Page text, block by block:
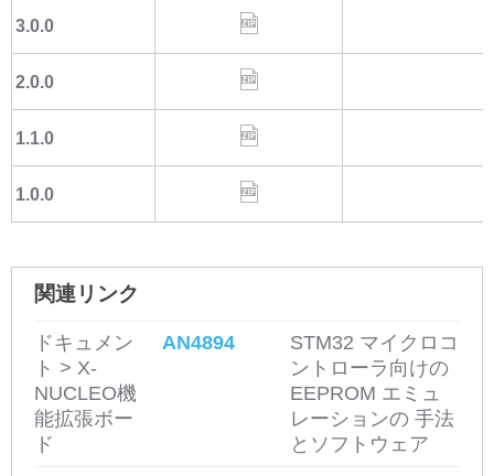
3.0.0
2.0.0
1.1.0
1.0.0
関連リンク
ドキュメン
ト > X-
NUCLEO機
能拡張ボー
ド
AN4894
STM32 マイクロコ
ントローラ向けの
EEPROM エミュ
レーションの 手法
とソフトウェア